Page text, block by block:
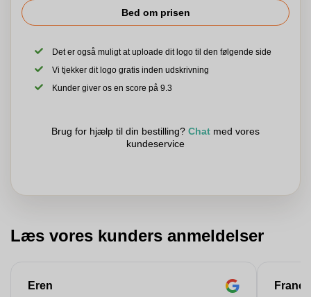
Bed om prisen
Det er også muligt at uploade dit logo til den følgende side
Vi tjekker dit logo gratis inden udskrivning
Kunder giver os en score på 9.3
Brug for hjælp til din bestilling? Chat med vores
kundeservice
Læs vores kunders anmeldelser
Eren